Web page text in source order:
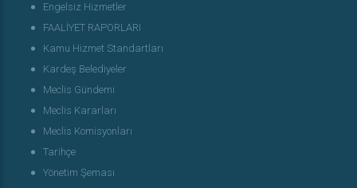
Engelsiz Hizmetler
FAALİYET RAPORLARI
Kamu Hizmet Standartları
Kardeş Belediyeler
Meclis Gündemi
Meclis Kararları
Meclis Komisyonları
Tarihçe
Yönetim Şeması